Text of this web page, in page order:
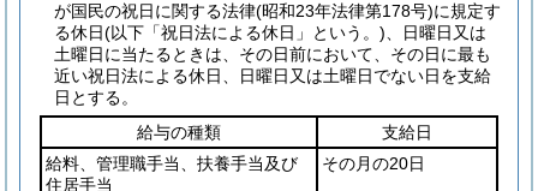
が国民の祝日に関する法律(昭和23年法律第178号)に規定す
る休日(以下「祝日法による休日」という。) 、日曜日又は
土曜日に当たるときは、その日前において、その日に最も
近い祝日法による休日、日曜日又は土曜日でない日を支給
日とする。
給与の種類
支給日
給料、管理職手当、扶養手当及び
住居手当
その月の20日